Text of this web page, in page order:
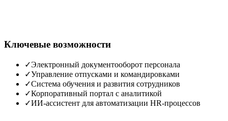
Ключевые возможности
✓Электронный документооборот персонала
✓Управление отпусками и командировками
✓Система обучения и развития сотрудников
✓Корпоративный портал с аналитикой
✓ИИ‑ассистент для автоматизации HR‑процессов